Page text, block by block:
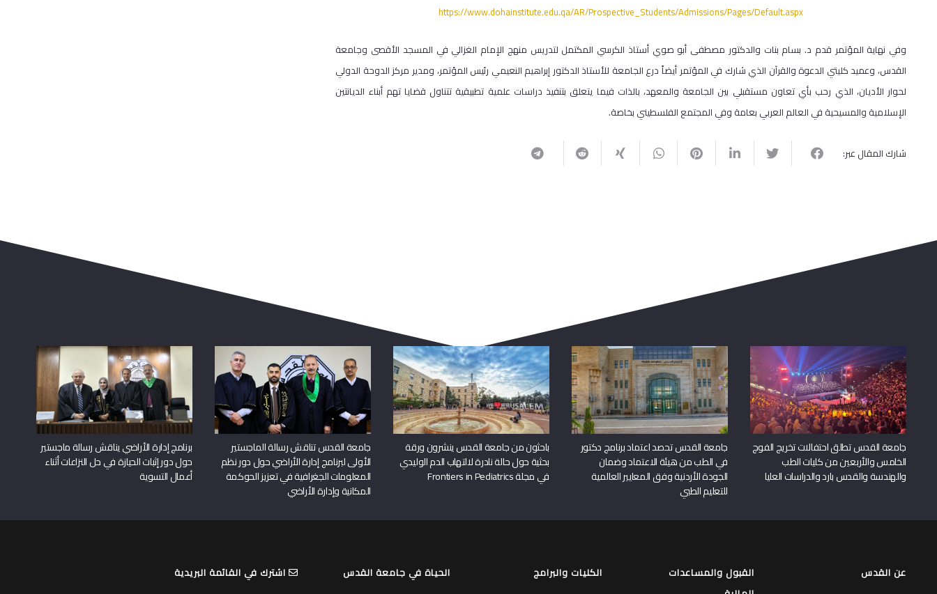
https://www.dohainstitute.edu.qa/AR/Prospective_Students/Admissions/Pages/Default.aspx
وفي نهاية المؤتمر قدم د. بسام بنات والدكتور مصطفى أبو صوي أستاذ الكرسي المكتمل لتدريس منهج الإمام الغزالي في المسجد الأقصى وجامعة
القدس، وعميد كليتي الدعوة والقرآن الذي شارك في المؤتمر أيضاً درع الجامعة للأستاذ الدكتور إبراهيم النعيمي رئيس المؤتمر، ومدير مركز الدوحة الدولي
لحوار الأديان، الذي رحب بأي تعاون مستقبلي بين الجامعة والمعهد، بالذات فيما يتعلق بتنفيذ دراسات علمية تطبيقية تتناول قضايا تهم أبناء الديانتين
الإسلامية والمسيحية في العالم العربي بعامة وفي المجتمع الفلسطيني بخاصة.
شارك المقال عبر:
جامعة القدس تطلق احتفالات تخريج الفوج
الخامس والأربعين من كليات الطب
والهندسة والقدس بارد والدراسات العليا
جامعة القدس تحصد اعتماد برنامج دكتور
في الطب من هيئة الاعتماد وضمان
الجودة الأردنية وفق المعايير العالمية
للتعليم الطبي
باحثون من جامعة القدس ينشرون ورقة
بحثية حول حالة نادرة لالتهاب الدم الوليدي
في مجلة Frontiers in Pediatrics
جامعة القدس تناقش رسالة الماجستير
الأولى لبرنامج إدارة الأراضي حول دور نظم
المعلومات الجغرافية في تعزيز الحوكمة
المكانية وإدارة الأراضي
برنامج إدارة الأراضي يناقش رسالة ماجستير
حول دور إثبات الحيازة في حل النزاعات أثناء
أعمال التسوية
عن القدس
القبول والمساعدات
الكليات والبرامج الحياة في جامعة القدس اشترك في القائمة البريدية